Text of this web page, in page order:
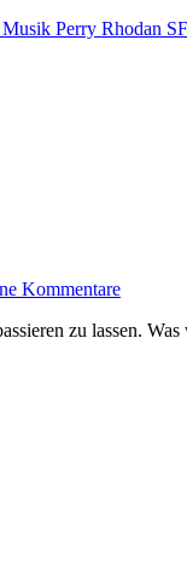
Musik Perry Rhodan
Kommentare
passieren zu lassen.